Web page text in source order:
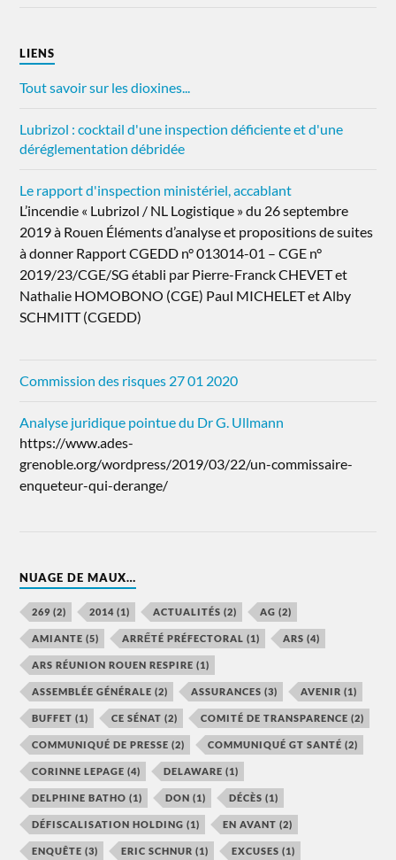
LIENS
Tout savoir sur les dioxines...
Lubrizol : cocktail d'une inspection déficiente et d'une
déréglementation débridée
Le rapport d'inspection ministériel, accablant
L’incendie « Lubrizol / NL Logistique » du 26 septembre
2019 à Rouen Éléments d’analyse et propositions de suites
à donner Rapport CGEDD n° 013014-01 – CGE n°
2019/23/CGE/SG établi par Pierre-Franck CHEVET et
Nathalie HOMOBONO (CGE) Paul MICHELET et Alby
SCHMITT (CGEDD)
Commission des risques 27 01 2020
Analyse juridique pointue du Dr G. Ullmann
https://www.ades-
grenoble.org/wordpress/2019/03/22/un-commissaire-
enqueteur-qui-derange/
NUAGE DE MAUX…
269 (2) 2014 (1) ACTUALITÉS (2) AG (2)
AMIANTE (5) ARRẾTÉ PRÉFECTORAL (1) ARS (4)
ARS RÉUNION ROUEN RESPIRE (1)
ASSEMBLÉE GÉNÉRALE (2) ASSURANCES (3) AVENIR (1)
BUFFET (1) CE SÉNAT (2) COMITÉ DE TRANSPARENCE (2)
COMMUNIQUÉ DE PRESSE (2) COMMUNIQUÉ GT SANTÉ (2)
CORINNE LEPAGE (4) DELAWARE (1)
DELPHINE BATHO (1) DON (1) DÉCÈS (1)
DÉFISCALISATION HOLDING (1) EN AVANT (2)
ENQUÊTE (3) ERIC SCHNUR (1) EXCUSES (1)